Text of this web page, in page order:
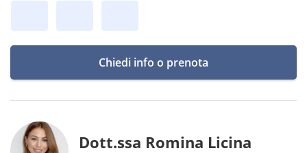
Chiedi info o prenota
Dott.ssa Romina Licina